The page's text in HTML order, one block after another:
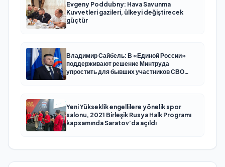
Evgeny Poddubny: Hava Savunma
Kuvvetleri gazileri, ülkeyi değiştirecek
güçtür
Владимир Сайбель: В «Единой России»
поддерживают решение Минтруда
упростить для бывших участников СВО
Yeni Yükseklik engellilere yönelik spor
salonu, 2021 Birleşik Rusya Halk Programı
kapsamında Saratov’da açıldı